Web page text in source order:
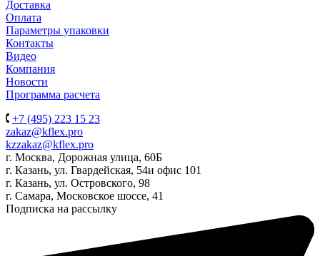
Доставка
Оплата
Параметры упаковки
Контакты
Видео
Компания
Новости
Программа расчета
+7 (495) 223 15 23
zakaz@kflex.pro
kzzakaz@kflex.pro
г. Москва, Дорожная улица, 60Б
г. Казань, ул. Гвардейская, 54и офис 101
г. Казань, ул. Островского, 98
г. Самара, Московское шоссе, 41
Подписка на рассылку